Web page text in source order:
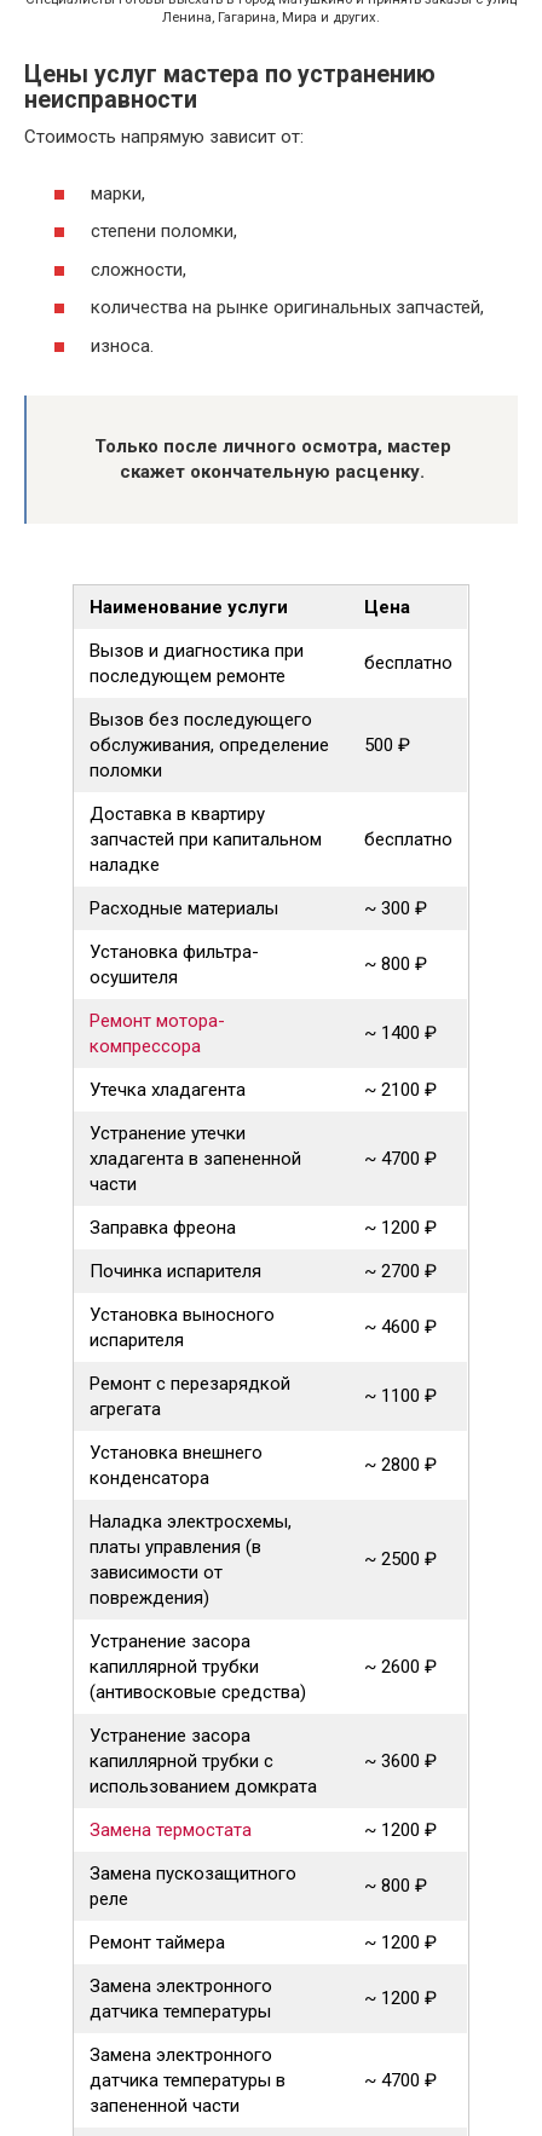
Ленина, Гагарина, Мира и других.
Цены услуг мастера по устранению
неисправности
Стоимость напрямую зависит от:
марки,
степени поломки,
сложности,
количества на рынке оригинальных запчастей,
износа.
Только после личного осмотра, мастер
скажет окончательную расценку.
Наименование услуги
Цена
Вызов и диагностика при
последующем ремонте
бесплатно
Вызов без последующего
обслуживания, определение
поломки
500 ₽
Доставка в квартиру
запчастей при капитальном
наладке
бесплатно
Расходные материалы
~ 300 ₽
Установка фильтра-
осушителя
~ 800 ₽
Ремонт мотора-
компрессора
~ 1400 ₽
Утечка хладагента
~ 2100 ₽
Устранение утечки
хладагента в запененной
части
~ 4700 ₽
Заправка фреона
~ 1200 ₽
Починка испарителя
~ 2700 ₽
Установка выносного
испарителя
~ 4600 ₽
Ремонт с перезарядкой
агрегата
~ 1100 ₽
Установка внешнего
конденсатора
~ 2800 ₽
Наладка электросхемы,
платы управления (в
зависимости от
повреждения)
~ 2500 ₽
Устранение засора
капиллярной трубки
(антивосковые средства)
~ 2600 ₽
Устранение засора
капиллярной трубки с
использованием домкрата
~ 3600 ₽
Замена термостата
~ 1200 ₽
Замена пускозащитного
реле
~ 800 ₽
Ремонт таймера
~ 1200 ₽
Замена электронного
датчика температуры
~ 1200 ₽
Замена электронного
датчика температуры в
запененной части
~ 4700 ₽